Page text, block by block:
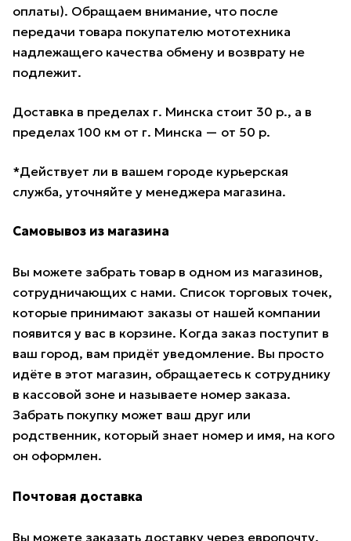
оплаты). Обращаем внимание, что после
передачи товара покупателю мототехника
надлежащего качества обмену и возврату не
подлежит.
Доставка в пределах г. Минска стоит 30 р., а в
пределах 100 км от г. Минска — от 50 р.
*Действует ли в вашем городе курьерская
служба, уточняйте у менеджера магазина.
Самовывоз из магазина
Вы можете забрать товар в одном из магазинов,
сотрудничающих с нами. Список торговых точек,
которые принимают заказы от нашей компании
появится у вас в корзине. Когда заказ поступит в
ваш город, вам придёт уведомление. Вы просто
идёте в этот магазин, обращаетесь к сотруднику
в кассовой зоне и называете номер заказа.
Забрать покупку может ваш друг или
родственник, который знает номер и имя, на кого
он оформлен.
Почтовая доставка
Вы можете заказать доставку через европочту.